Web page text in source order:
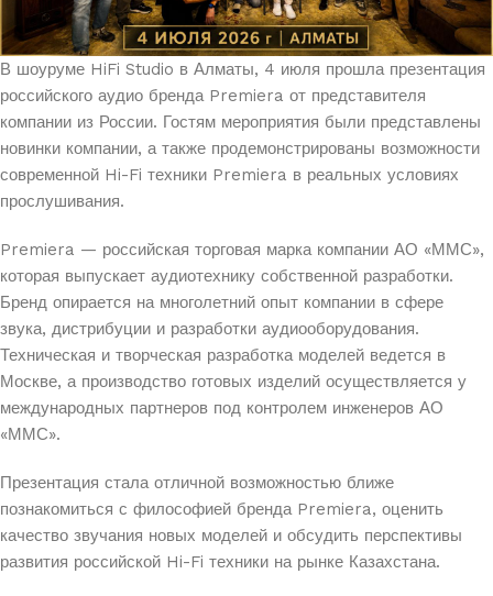
В шоуруме HiFi Studio в Алматы, 4 июля прошла презентация
российского аудио бренда Premiera от представителя
компании из России. Гостям мероприятия были представлены
новинки компании, а также продемонстрированы возможности
современной Hi-Fi техники Premiera в реальных условиях
прослушивания.
Premiera — российская торговая марка компании АО «ММС»,
которая выпускает аудиотехнику собственной разработки.
Бренд опирается на многолетний опыт компании в сфере
звука, дистрибуции и разработки аудиооборудования.
Техническая и творческая разработка моделей ведется в
Москве, а производство готовых изделий осуществляется у
международных партнеров под контролем инженеров АО
«ММС».
Презентация стала отличной возможностью ближе
познакомиться с философией бренда Premiera, оценить
качество звучания новых моделей и обсудить перспективы
развития российской Hi-Fi техники на рынке Казахстана.